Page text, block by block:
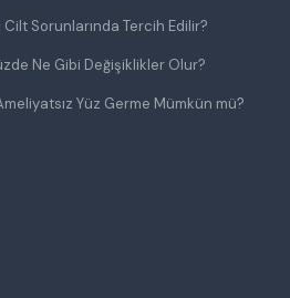
Sorunlarında Tercih Edilir?
Ne Gibi Değişiklikler Olur?
Yüz Germe Mümkün mü?